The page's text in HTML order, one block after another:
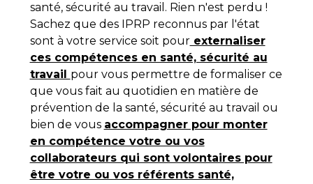
santé, sécurité au travail. Rien n'est perdu !
Sachez que des IPRP reconnus par l'état
sont à votre service soit pourexternaliser
ces compétences en santé, sécurité au
travail pour vous permettre de formaliser ce
que vous fait au quotidien en matière de
prévention de la santé, sécurité au travail ou
bien de vous accompagner pour monter
en compétence votre ou vos
collaborateurs qui sont volontaires pour
être votre ou vos référents santé,